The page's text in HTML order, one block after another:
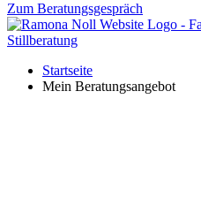
Zum Beratungsgespräch
Startseite
Mein Beratungsangebot